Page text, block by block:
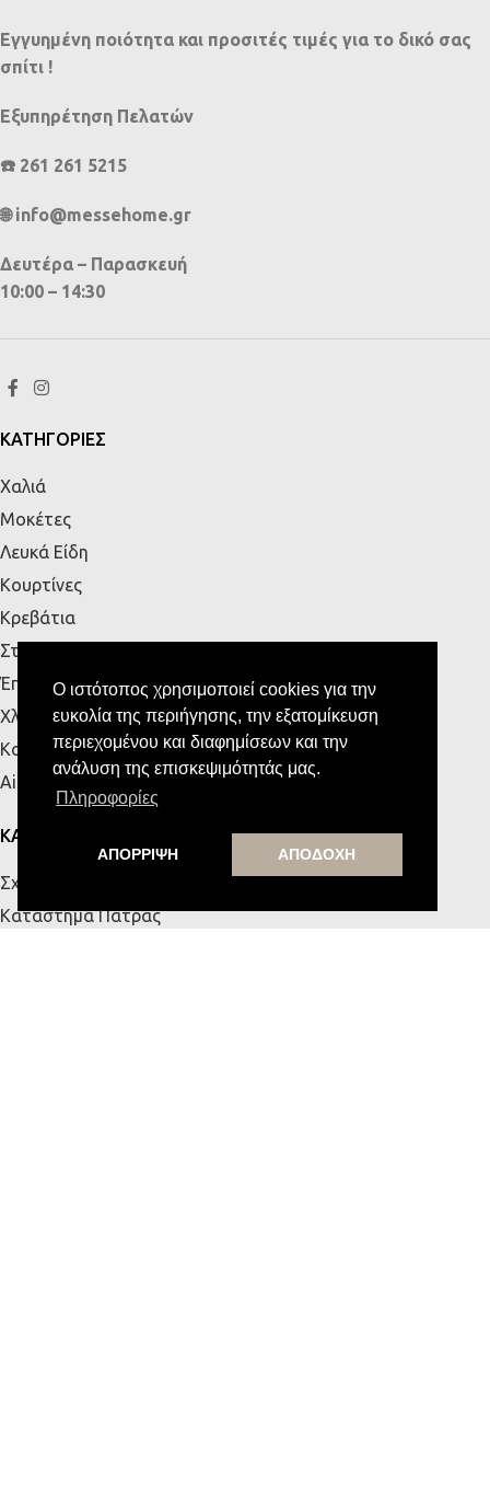
Ο ιστότοπος χρησιμοποιεί cookies για την
ευκολία της περιήγησης, την εξατομίκευση
περιεχομένου και διαφημίσεων και την
ανάλυση της επισκεψιμότητάς μας.
Πληροφορίες
ΑΠΟΡΡΙΨΗ ΑΠΟΔΟΧΗ
Εγγυημένη ποιότητα και προσιτές τιμές για το δικό σας
σπίτι !
Εξυπηρέτηση Πελατών
☎️ 261 261 5215
🌐 info@messehome.gr
Δευτέρα – Παρασκευή
10:00 – 14:30
ΚΑΤΗΓΟΡΙΕΣ
Χαλιά
Μοκέτες
Λευκά Είδη
Κουρτίνες
Κρεβάτια
Στρώματα
Έπιπλα Εξωτερικού Χώρου
Χλοοτάπητες
Κουζίνα
Airbnb
ΚΑΤΑΣΤΗΜΑΤΑ
Σχετικά με εμάς
Κατάστημα Πάτρας